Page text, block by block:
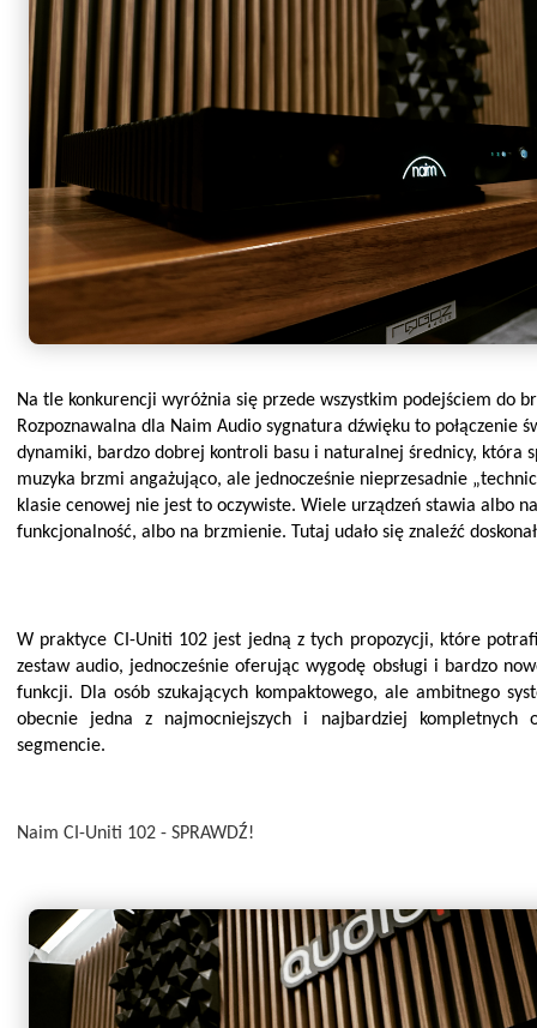
Na tle konkurencji wyróżnia się przede wszystkim podejściem do
Rozpoznawalna dla Naim Audio sygnatura dźwięku to połączenie
dynamiki, bardzo dobrej kontroli basu i naturalnej średnicy, która
muzyka brzmi angażująco, ale jednocześnie nieprzesadnie
klasie cenowej nie jest to oczywiste. Wiele urządzeń stawia albo na
funkcjonalność, albo na brzmienie. Tutaj udało się znaleźć
W praktyce CI-Uniti 102 jest jedną z tych propozycji, które
zestaw audio, jednocześnie oferując wygodę obsługi i bardzo
funkcji. Dla osób szukających kompaktowego, ale ambitnego
obecnie jedna z najmocniejszych i najbardziej kompletnych
segmencie.
Naim CI-Uniti 102 - SPRAWDŹ!